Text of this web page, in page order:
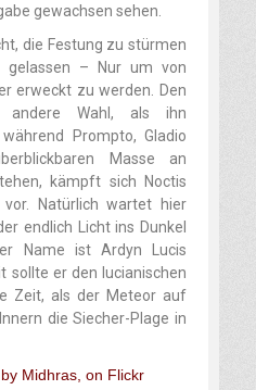
gewachsen sehen.
die Festung zu stürmen
gelassen – Nur um von
erweckt zu werden. Den
andere Wahl, als ihn
Prompto, Gladio
Masse an
kämpft sich Noctis
Natürlich wartet hier
endlich Licht ins Dunkel
Name ist Ardyn Lucis
sollte er den lucianischen
Zeit, als der Meteor auf
die Siecher-Plage in